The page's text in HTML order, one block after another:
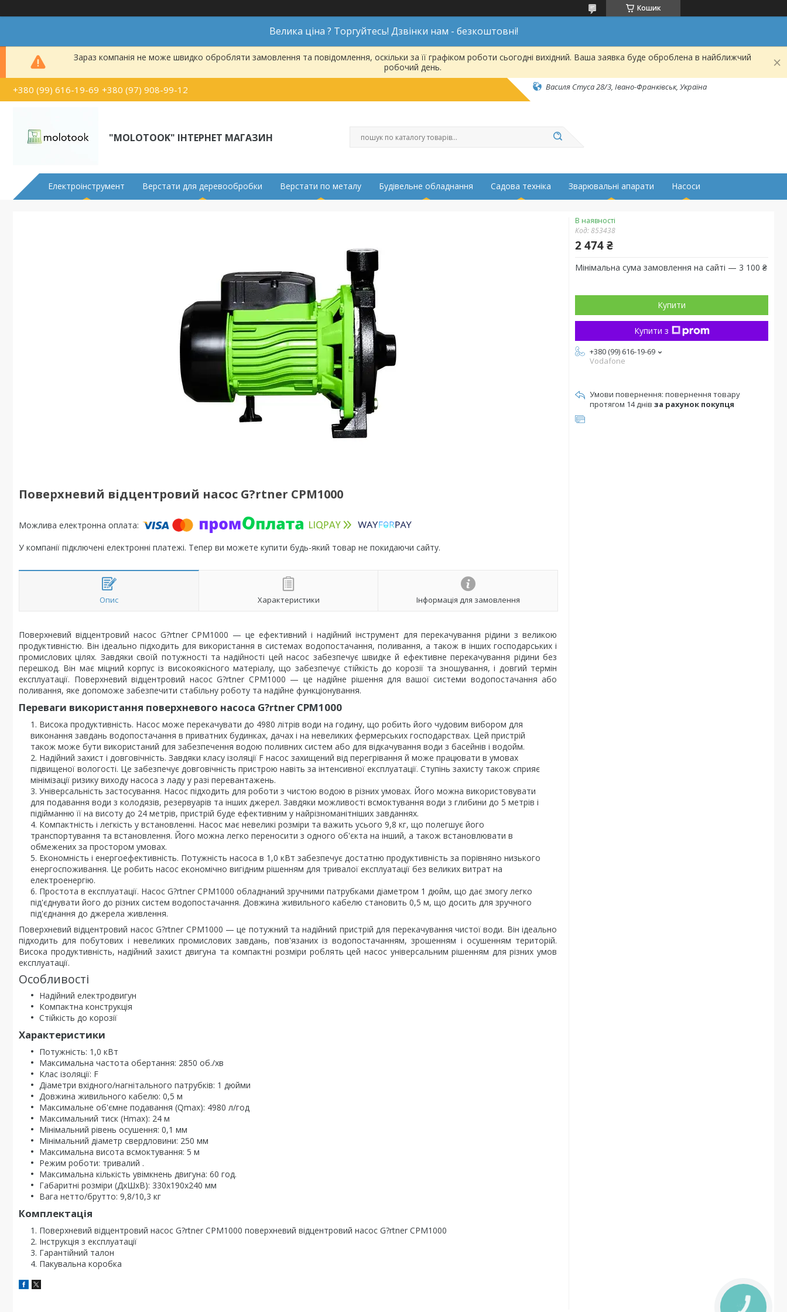
Кошик
Велика ціна ? Торгуйтесь! Дзвінки нам - безкоштовні!
Зараз компанія не може швидко обробляти замовлення та повідомлення, оскільки за її графіком роботи сьогодні вихідний. Ваша заявка буде оброблена в найближчий
робочий день.
+380 (99) 616-19-69 +380 (97) 908-99-12 Василя Стуса 28/3, Івано-Франківськ, Україна
"MOLOTOOK" ІНТЕРНЕТ МАГАЗИН
Електроінструмент Верстати для деревообробки Верстати по металу Будівельне обладнання Садова техніка Зварювальні апарати Насоси
Поверхневий відцентровий насос G?rtner CPM1000
У компанії підключені електронні платежі. Тепер ви можете купити будь-який товар не покидаючи сайту.
Опис Характеристики Інформація для замовлення
Поверхневий відцентровий насос G?rtner CPM1000 — це ефективний і надійний інструмент для перекачування рідини з великою
продуктивністю. Він ідеально підходить для використання в системах водопостачання, поливання, а також в інших господарських і
промислових цілях. Завдяки своїй потужності та надійності цей насос забезпечує швидке й ефективне перекачування рідини без
перешкод. Він має міцний корпус із високоякісного матеріалу, що забезпечує стійкість до корозії та зношування, і довгий термін
експлуатації. Поверхневий відцентровий насос G?rtner CPM1000 — це надійне рішення для вашої системи водопостачання або
поливання, яке допоможе забезпечити стабільну роботу та надійне функціонування.
Переваги використання поверхневого насоса G?rtner CPM1000
Висока продуктивність. Насос може перекачувати до 4980 літрів води на годину, що робить його чудовим вибором для
виконання завдань водопостачання в приватних будинках, дачах і на невеликих фермерських господарствах. Цей пристрій
також може бути використаний для забезпечення водою поливних систем або для відкачування води з басейнів і водойм.
Надійний захист і довговічність. Завдяки класу ізоляції F насос захищений від перегрівання й може працювати в умовах
підвищеної вологості. Це забезпечує довговічність пристрою навіть за інтенсивної експлуатації. Ступінь захисту також сприяє
мінімізації ризику виходу насоса з ладу у разі перевантажень.
Універсальність застосування. Насос підходить для роботи з чистою водою в різних умовах. Його можна використовувати
для подавання води з колодязів, резервуарів та інших джерел. Завдяки можливості всмоктування води з глибини до 5 метрів і
підійманню її на висоту до 24 метрів, пристрій буде ефективним у найрізноманітніших завданнях.
Компактність і легкість у встановленні. Насос має невеликі розміри та важить усього 9,8 кг, що полегшує його
транспортування та встановлення. Його можна легко переносити з одного об'єкта на інший, а також встановлювати в
обмежених за простором умовах.
Економність і енергоефективність. Потужність насоса в 1,0 кВт забезпечує достатню продуктивність за порівняно низького
енергоспоживання. Це робить насос економічно вигідним рішенням для тривалої експлуатації без великих витрат на
електроенергію.
Простота в експлуатації. Насос G?rtner CPM1000 обладнаний зручними патрубками діаметром 1 дюйм, що дає змогу легко
під'єднувати його до різних систем водопостачання. Довжина живильного кабелю становить 0,5 м, що досить для зручного
під'єднання до джерела живлення.
Поверхневий відцентровий насос G?rtner CPM1000 — це потужний та надійний пристрій для перекачування чистої води. Він ідеально
підходить для побутових і невеликих промислових завдань, пов'язаних із водопостачанням, зрошенням і осушенням територій.
Висока продуктивність, надійний захист двигуна та компактні розміри роблять цей насос універсальним рішенням для різних умов
експлуатації.
Особливості
Надійний електродвигун
Компактна конструкція
Стійкість до корозії
Характеристики
Потужність: 1,0 кВт
Максимальна частота обертання: 2850 об./хв
Клас ізоляції: F
Діаметри вхідного/нагнітального патрубків: 1 дюйми
Довжина живильного кабелю: 0,5 м
Максимальне об'ємне подавання (Qmax): 4980 л/год
Максимальний тиск (Hmax): 24 м
Мінімальний рівень осушення: 0,1 мм
Мінімальний діаметр свердловини: 250 мм
Максимальна висота всмоктування: 5 м
Режим роботи: тривалий .
Максимальна кількість увімкнень двигуна: 60 год.
Габаритні розміри (ДхШхВ): 330х190х240 мм
Вага нетто/брутто: 9,8/10,3 кг
Комплектація
Поверхневий відцентровий насос G?rtner CPM1000 поверхневий відцентровий насос G?rtner CPM1000
Інструкція з експлуатації
Гарантійний талон
Пакувальна коробка
В наявності
Код:853438
2 474 ₴
Мінімальна сума замовлення на сайті — 3 100 ₴
Купити
Купити з
+380 (99) 616-19-69
Vodafone
повернення товару
протягом 14 днів за рахунок покупця
КНОПКА
ЗВ'ЯЗКУ